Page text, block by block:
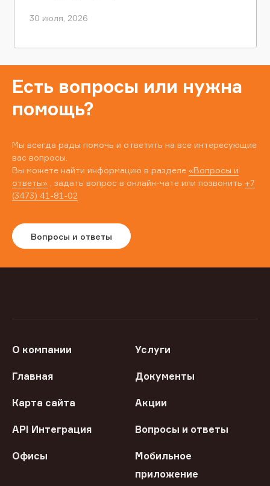
30 июля, 2026
Есть вопросы или нужна
помощь?
Мы всегда рады помочь и ответить на все интересующие
вас вопросы.
Вы можете найти информацию в разделе «Вопросы и
ответы» , задать вопрос в онлайн-чате или позвонить +7
(3473) 41-81-02
Вопросы и ответы
О компании Услуги
Главная Документы
Карта сайта Акции
API Интеграция Вопросы и ответы
Офисы
Мобильное
приложение